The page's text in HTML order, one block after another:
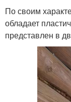
По своим
обладает
представлен в